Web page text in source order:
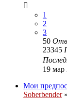
1
2
3
50
23345
19 мар
Мои
Soberbender»